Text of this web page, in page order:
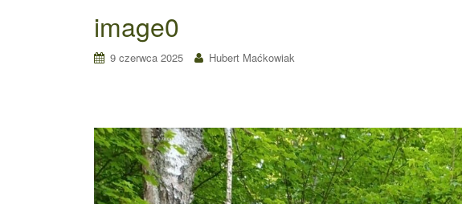
image0
9 czerwca 2025 Hubert Maćkowiak